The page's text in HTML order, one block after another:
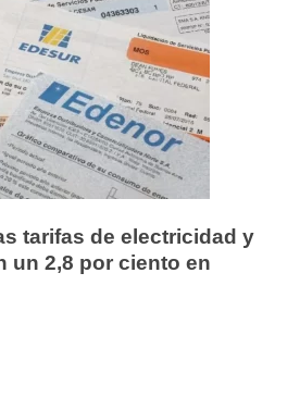
tarifas de electricidad y
un 2,8 por ciento en